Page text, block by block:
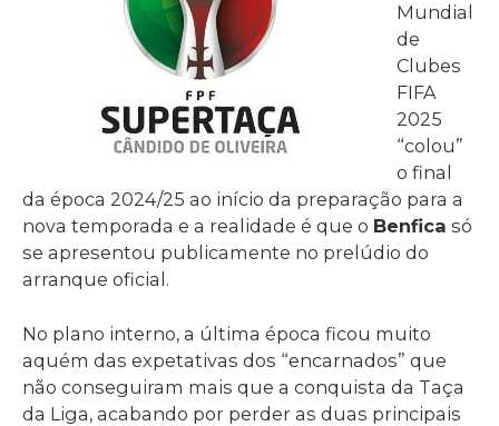
Mundial
de
Clubes
FIFA
2025
“colou”
o final
da época 2024/25 ao início da preparação para a
nova temporada e a realidade é que o Benfica só
se apresentou publicamente no prelúdio do
arranque oficial.
No plano interno, a última época ficou muito
aquém das expetativas dos “encarnados” que
não conseguiram mais que a conquista da Taça
da Liga, acabando por perder as duas principais